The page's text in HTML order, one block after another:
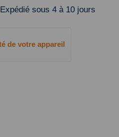
Expédié sous 4 à 10 jours
de votre appareil